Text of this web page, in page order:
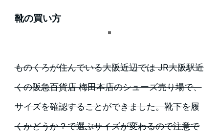
靴の買い方
ものくろが住んでいる大阪近辺では JR大阪駅近
くの阪急百貨店 梅田本店のシューズ売り場で、
サイズを確認することができました。靴下を履
くかどうか？で選ぶサイズが変わるので注意で